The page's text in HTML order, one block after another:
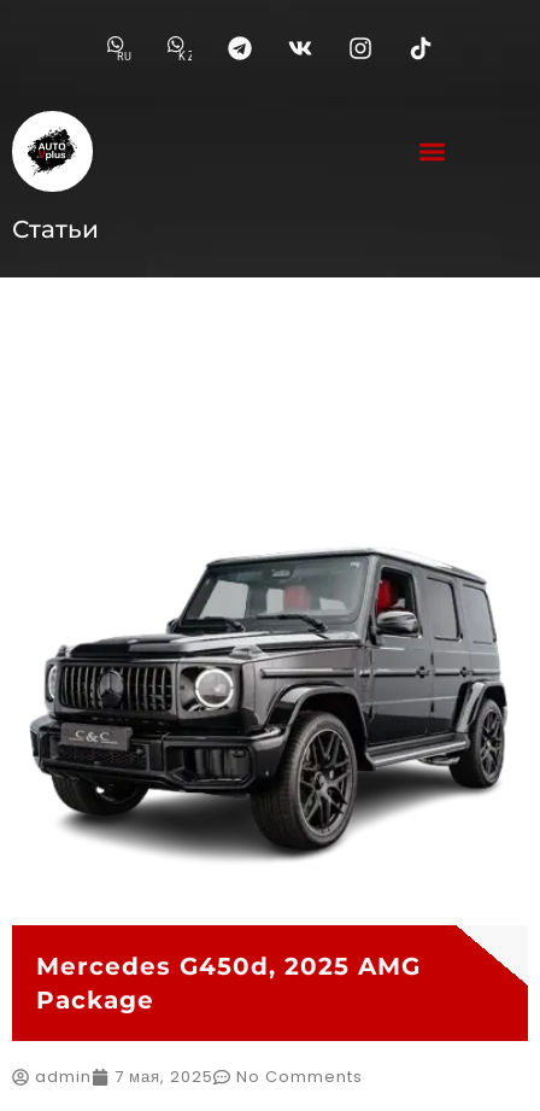
RU KZ
Статьи
Mercedes G450d, 2025 AMG
Package
admin 7 мая, 2025 No Comments